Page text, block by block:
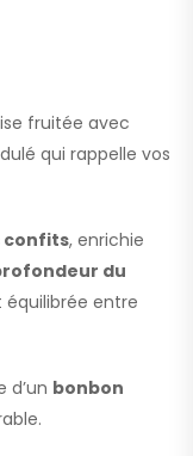
fruitée avec
qui rappelle vos
confits, enrichie
du
entre
d’un bonbon